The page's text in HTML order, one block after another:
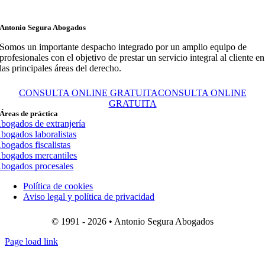
Antonio Segura Abogados
Somos un importante despacho integrado por un amplio equipo de
profesionales con el objetivo de prestar un servicio integral al cliente en
las principales áreas del derecho.
CONSULTA ONLINE GRATUITACONSULTA ONLINE
GRATUITA
Áreas de práctica
de extranjería
laboralistas
fiscalistas
mercantiles
procesales
Política de cookies
Aviso legal y política de privacidad
© 1991 - 2026 • Antonio Segura Abogados
Page load link